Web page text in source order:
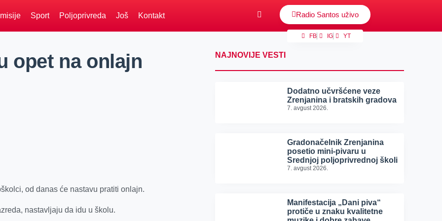
Sport Poljoprivreda Još Kontakt Radio Santos uživo
FB IG YT
opet na onlajn
od danas će nastavu pratiti onlajn.
nastavljaju da idu u školu.
NAJNOVIJE VESTI
Dodatno učvršćene veze
Zrenjanina i bratskih gradova
7. avgust 2026.
Gradonačelnik Zrenjanina
posetio mini-pivaru u
Srednjoj poljoprivrednoj školi
7. avgust 2026.
Manifestacija „Dani piva“
protiče u znaku kvalitetne